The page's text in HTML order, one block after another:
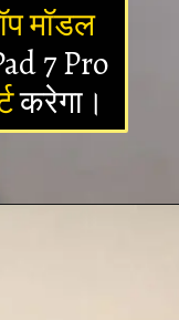
मॉडल
7 Pro
करेगा।